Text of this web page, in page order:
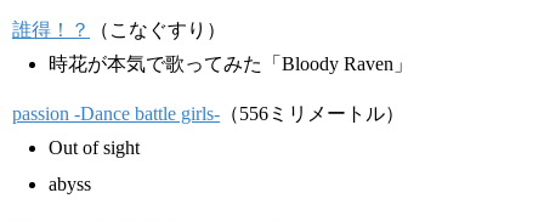
誰得！？
（こなぐすり）
時花が本気で歌ってみた「Bloody Raven」
passion -Dance battle girls- （556ミリメートル）
Out of sight
abyss